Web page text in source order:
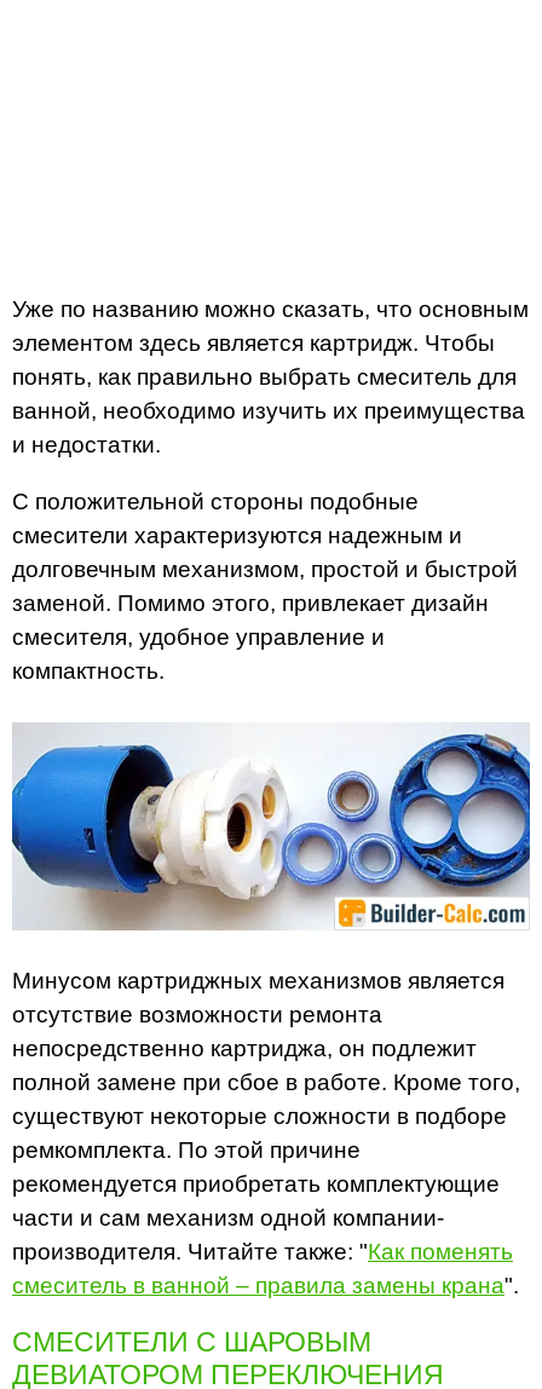
Уже по названию можно сказать, что основным
элементом здесь является картридж. Чтобы
понять, как правильно выбрать смеситель для
ванной, необходимо изучить их преимущества
и недостатки.
С положительной стороны подобные
смесители характеризуются надежным и
долговечным механизмом, простой и быстрой
заменой. Помимо этого, привлекает дизайн
смесителя, удобное управление и
компактность.
Минусом картриджных механизмов является
отсутствие возможности ремонта
непосредственно картриджа, он подлежит
полной замене при сбое в работе. Кроме того,
существуют некоторые сложности в подборе
ремкомплекта. По этой причине
рекомендуется приобретать комплектующие
части и сам механизм одной компании-
производителя. Читайте также: "Как поменять
смеситель в ванной – правила замены крана".
СМЕСИТЕЛИ С ШАРОВЫМ
ДЕВИАТОРОМ ПЕРЕКЛЮЧЕНИЯ